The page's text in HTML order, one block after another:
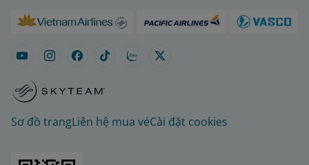
Sơ đồ trangLiên hệ mua véCài đặt cookies